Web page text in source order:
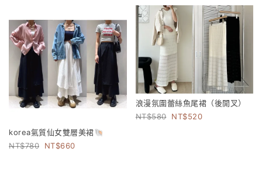
korea氣質仙女雙層美裙🐚
780
660
浪漫氛圍蕾絲魚尾裙（後開叉）
580
520